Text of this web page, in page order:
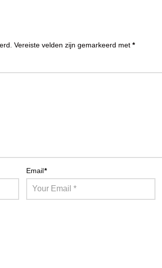
Vereiste velden zijn gemarkeerd met *
Email*